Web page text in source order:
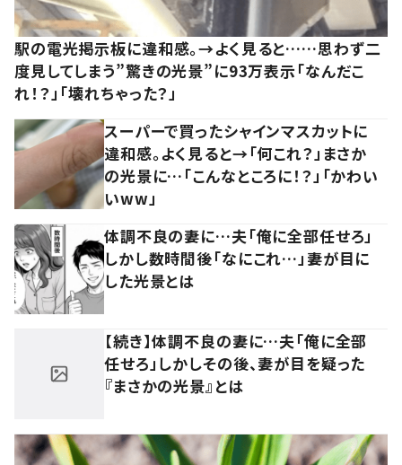
駅の電光掲示板に違和感。→よく見ると……思わず二
度見してしまう”驚きの光景”に93万表示「なんだこ
れ！？」「壊れちゃった？」
スーパーで買ったシャインマスカットに
違和感。よく見ると→「何これ？」まさか
の光景に…「こんなところに！？」「かわい
いww」
体調不良の妻に…夫「俺に全部任せろ」
しかし数時間後「なにこれ…」妻が目に
した光景とは
【続き】体調不良の妻に…夫「俺に全部
任せろ」しかしその後、妻が目を疑った
『まさかの光景』とは